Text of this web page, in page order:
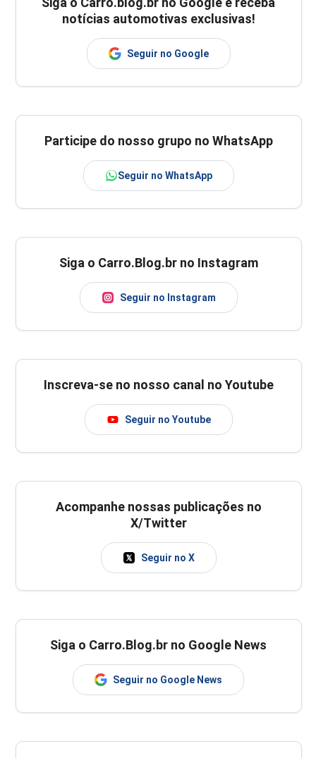
notícias automotivas exclusivas!
Seguir no Google
Participe do nosso grupo no WhatsApp
Seguir no WhatsApp
Siga o Carro.Blog.br no Instagram
Seguir no Instagram
Inscreva-se no nosso canal no Youtube
Seguir no Youtube
Acompanhe nossas publicações no
X/Twitter
Seguir no X
Siga o Carro.Blog.br no Google News
Seguir no Google News